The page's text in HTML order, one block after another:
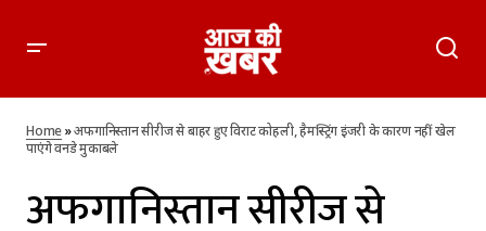
नहीं खेल पाएंगे वनडे मुकाबले
Home»अफगानिस्तान सीरीज से बाहर हुए विराट कोहली, हैमस्ट्रिंग इंजरी के कारण नहीं खेल
पाएंगे वनडे मुकाबले
अफगानिस्तान सीरीज से